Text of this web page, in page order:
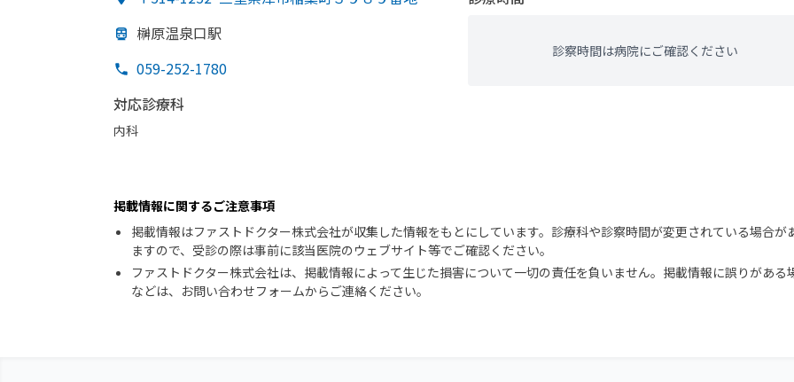
榊原温泉口駅
059-252-1780
対応診療科
内科
診察時間は病院にご確認ください
掲載情報に関するご注意事項
掲載情報はファストドクター株式会社が収集した情報をもとにしています。診療科や診察時間が変更されている場合が
ますので、受診の際は事前に該当医院のウェブサイト等でご確認ください。
ファストドクター株式会社は、掲載情報によって生じた損害について一切の責任を負いません。掲載情報に誤りがある
などは、お問い合わせフォームからご連絡ください。